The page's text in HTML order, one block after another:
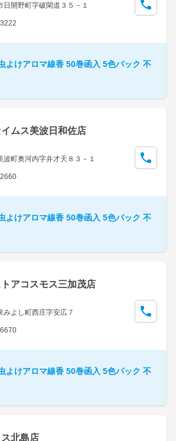
日開野町字破閑道３５－１
よけアロマ線香 50巻函入 5色パック 不
イムス美波日和佐店
波町奥河内字弁才天８３－１
よけアロマ線香 50巻函入 5色パック 不
トアコスモス三加茂店
みよし町西庄字安広７
よけアロマ線香 50巻函入 5色パック 不
北島店